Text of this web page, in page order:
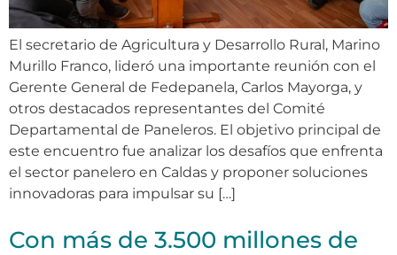
El secretario de Agricultura y Desarrollo Rural, Marino
Murillo Franco, lideró una importante reunión con el
Gerente General de Fedepanela, Carlos Mayorga, y
otros destacados representantes del Comité
Departamental de Paneleros. El objetivo principal de
este encuentro fue analizar los desafíos que enfrenta
el sector panelero en Caldas y proponer soluciones
innovadoras para impulsar su […]
Con más de 3.500 millones de